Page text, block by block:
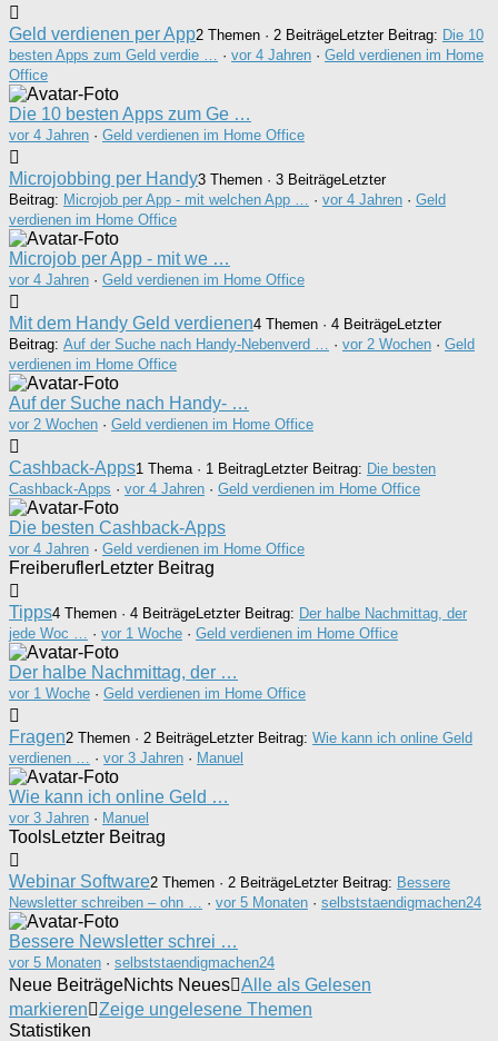
Geld verdienen per App2 Themen · 2 BeiträgeLetzter Beitrag: Die 10
besten Apps zum Geld verdie …
· vor 4 Jahren · Geld verdienen im Home
Office
Die 10 besten Apps zum Ge …
vor 4 Jahren · Geld verdienen im Home Office
Microjobbing per Handy3 Themen · 3 BeiträgeLetzter
Beitrag: Microjob per App - mit welchen App … · vor 4 Jahren · Geld
verdienen im Home Office
Microjob per App - mit we …
vor 4 Jahren · Geld verdienen im Home Office
Mit dem Handy Geld verdienen4 Themen · 4 BeiträgeLetzter
Beitrag: Auf der Suche nach Handy-Nebenverd … · vor 2 Wochen · Geld
verdienen im Home Office
Auf der Suche nach Handy- …
vor 2 Wochen · Geld verdienen im Home Office
Cashback-Apps1 Thema · 1 BeitragLetzter Beitrag: Die besten
Cashback-Apps · vor 4 Jahren · Geld verdienen im Home Office
Die besten Cashback-Apps
vor 4 Jahren · Geld verdienen im Home Office
FreiberuflerLetzter Beitrag
Tipps4 Themen · 4 BeiträgeLetzter Beitrag: Der halbe Nachmittag, der
jede Woc …
· vor 1 Woche · Geld verdienen im Home Office
Der halbe Nachmittag, der …
vor 1 Woche · Geld verdienen im Home Office
Fragen2 Themen · 2 BeiträgeLetzter Beitrag: Wie kann ich online Geld
verdienen …
· vor 3 Jahren · Manuel
Wie kann ich online Geld …
vor 3 Jahren · Manuel
ToolsLetzter Beitrag
Webinar Software2 Themen · 2 BeiträgeLetzter Beitrag: Bessere
Newsletter schreiben – ohn …
· vor 5 Monaten · selbststaendigmachen24
Bessere Newsletter schrei …
vor 5 Monaten · selbststaendigmachen24
Neue BeiträgeNichts Neues Alle als Gelesen
markieren
Zeige ungelesene Themen
Statistiken